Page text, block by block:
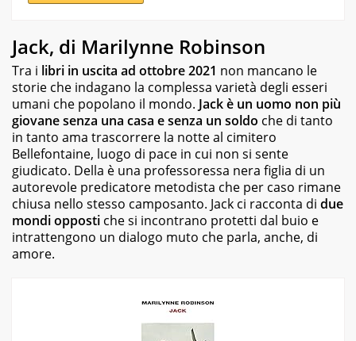
Jack, di Marilynne Robinson
Tra i libri in uscita ad ottobre 2021 non mancano le
storie che indagano la complessa varietà degli esseri
umani che popolano il mondo. Jack è un uomo non più
giovane senza una casa e senza un soldo che di tanto
in tanto ama trascorrere la notte al cimitero
Bellefontaine, luogo di pace in cui non si sente
giudicato. Della è una professoressa nera figlia di un
autorevole predicatore metodista che per caso rimane
chiusa nello stesso camposanto. Jack ci racconta di due
mondi opposti che si incontrano protetti dal buio e
intrattengono un dialogo muto che parla, anche, di
amore.